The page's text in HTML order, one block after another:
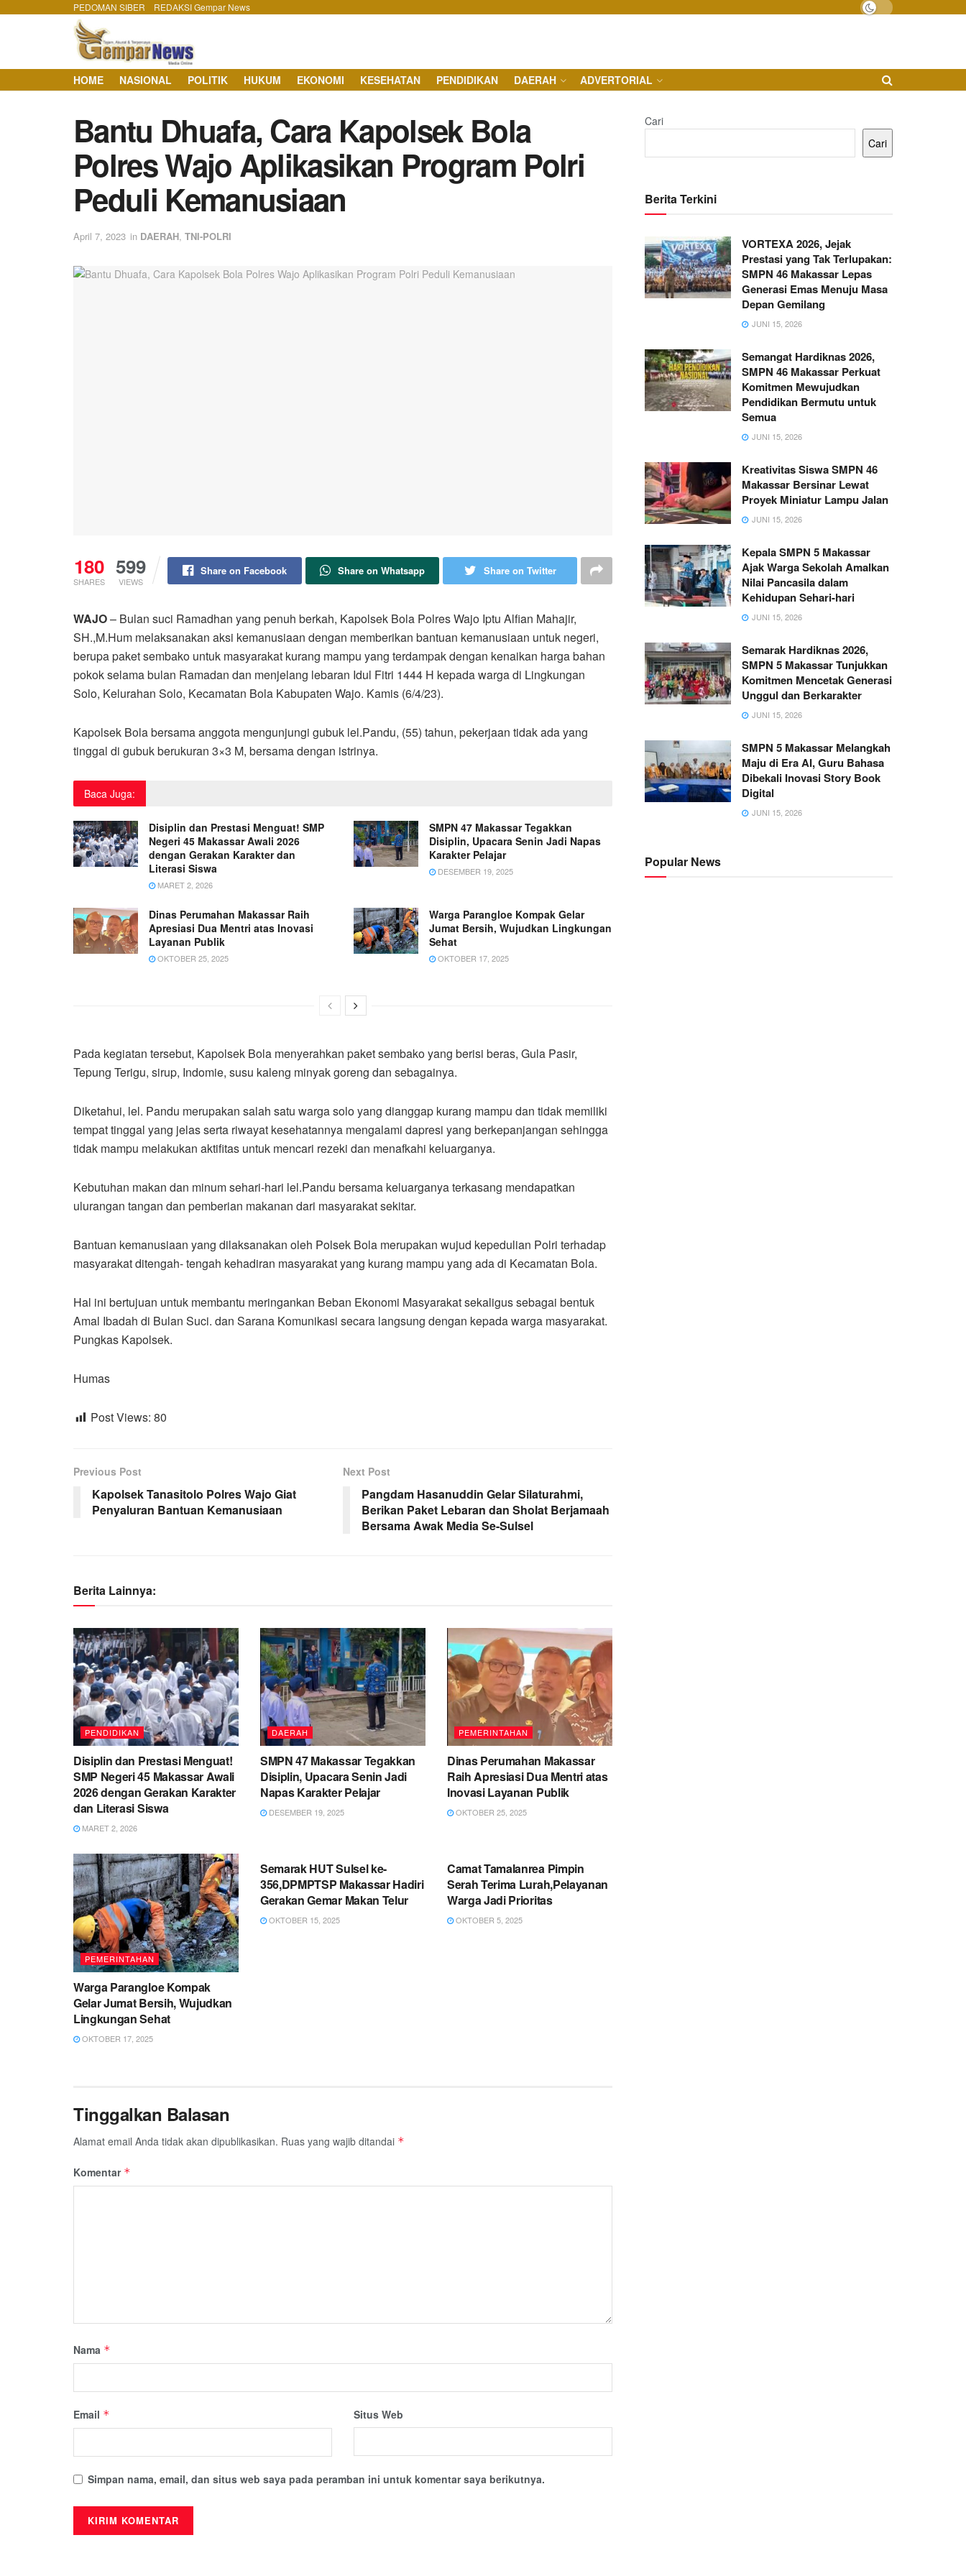
PEDOMAN SIBER REDAKSI Gempar News
HOME NASIONAL POLITIK HUKUM EKONOMI KESEHATAN PENDIDIKAN DAERAH ADVERTORIAL
Bantu Dhuafa, Cara Kapolsek Bola
Polres Wajo Aplikasikan Program Polri
Peduli Kemanusiaan
April 7, 2023 in DAERAH, TNI-POLRI
180
SHARES
599
VIEWS
Share on Facebook Share on Whatsapp Share on Twitter
WAJO– Bulan suci Ramadhan yang penuh berkah, Kapolsek Bola Polres Wajo Iptu Alfian Mahajir,
SH.,M.Hum melaksanakan aksi kemanusiaan dengan memberikan bantuan kemanusiaan untuk negeri,
berupa paket sembako untuk masyarakat kurang mampu yang terdampak dengan kenaikan harga bahan
pokok selama bulan Ramadan dan menjelang lebaran Idul Fitri 1444 H kepada warga di Lingkungan
Solo, Kelurahan Solo, Kecamatan Bola Kabupaten Wajo. Kamis (6/4/23).
Kapolsek Bola bersama anggota mengunjungi gubuk lel.Pandu, (55) tahun, pekerjaan tidak ada yang
tinggal di gubuk berukuran 3×3 M, bersama dengan istrinya.
Baca Juga:
Disiplin dan Prestasi Menguat! SMP
Negeri 45 Makassar Awali 2026
dengan Gerakan Karakter dan
Literasi Siswa
MARET 2, 2026
SMPN 47 Makassar Tegakkan
Disiplin, Upacara Senin Jadi Napas
Karakter Pelajar
DESEMBER 19, 2025
Dinas Perumahan Makassar Raih
Apresiasi Dua Mentri atas Inovasi
Layanan Publik
OKTOBER 25, 2025
Warga Parangloe Kompak Gelar
Jumat Bersih, Wujudkan Lingkungan
Sehat
OKTOBER 17, 2025
Pada kegiatan tersebut, Kapolsek Bola menyerahkan paket sembako yang berisi beras, Gula Pasir,
Tepung Terigu, sirup, Indomie, susu kaleng minyak goreng dan sebagainya.
Diketahui, lel. Pandu merupakan salah satu warga solo yang dianggap kurang mampu dan tidak memiliki
tempat tinggal yang jelas serta riwayat kesehatannya mengalami dapresi yang berkepanjangan sehingga
tidak mampu melakukan aktifitas untuk mencari rezeki dan menafkahi keluarganya.
Kebutuhan makan dan minum sehari-hari lel.Pandu bersama keluarganya terkasang mendapatkan
ulurangan tangan dan pemberian makanan dari masyarakat sekitar.
Bantuan kemanusiaan yang dilaksanakan oleh Polsek Bola merupakan wujud kepedulian Polri terhadap
masyarakat ditengah- tengah kehadiran masyarakat yang kurang mampu yang ada di Kecamatan Bola.
Hal ini bertujuan untuk membantu meringankan Beban Ekonomi Masyarakat sekaligus sebagai bentuk
Amal Ibadah di Bulan Suci. dan Sarana Komunikasi secara langsung dengan kepada warga masyarakat.
Pungkas Kapolsek.
Humas
Post Views: 80
Previous Post
Kapolsek Tanasitolo Polres Wajo Giat
Penyaluran Bantuan Kemanusiaan
Next Post
Pangdam Hasanuddin Gelar Silaturahmi,
Berikan Paket Lebaran dan Sholat Berjamaah
Bersama Awak Media Se-Sulsel
Berita Lainnya:
PENDIDIKAN
Disiplin dan Prestasi Menguat!
SMP Negeri 45 Makassar Awali
2026 dengan Gerakan Karakter
dan Literasi Siswa
MARET 2, 2026
DAERAH
SMPN 47 Makassar Tegakkan
Disiplin, Upacara Senin Jadi
Napas Karakter Pelajar
DESEMBER 19, 2025
PEMERINTAHAN
Dinas Perumahan Makassar
Raih Apresiasi Dua Mentri atas
Inovasi Layanan Publik
OKTOBER 25, 2025
PEMERINTAHAN
Warga Parangloe Kompak
Gelar Jumat Bersih, Wujudkan
Lingkungan Sehat
OKTOBER 17, 2025
Semarak HUT Sulsel ke-
356,DPMPTSP Makassar Hadiri
Gerakan Gemar Makan Telur
OKTOBER 15, 2025
Camat Tamalanrea Pimpin
Serah Terima Lurah,Pelayanan
Warga Jadi Prioritas
OKTOBER 5, 2025
Tinggalkan Balasan
Alamat email Anda tidak akan dipublikasikan. Ruas yang wajib ditandai *
Komentar *
Nama *
Email * Situs Web
Simpan nama, email, dan situs web saya pada peramban ini untuk komentar saya berikutnya.
Cari
Cari
Berita Terkini
VORTEXA 2026, Jejak
Prestasi yang Tak Terlupakan:
SMPN 46 Makassar Lepas
Generasi Emas Menuju Masa
Depan Gemilang
JUNI 15, 2026
Semangat Hardiknas 2026,
SMPN 46 Makassar Perkuat
Komitmen Mewujudkan
Pendidikan Bermutu untuk
Semua
JUNI 15, 2026
Kreativitas Siswa SMPN 46
Makassar Bersinar Lewat
Proyek Miniatur Lampu Jalan
JUNI 15, 2026
Kepala SMPN 5 Makassar
Ajak Warga Sekolah Amalkan
Nilai Pancasila dalam
Kehidupan Sehari-hari
JUNI 15, 2026
Semarak Hardiknas 2026,
SMPN 5 Makassar Tunjukkan
Komitmen Mencetak Generasi
Unggul dan Berkarakter
JUNI 15, 2026
SMPN 5 Makassar Melangkah
Maju di Era AI, Guru Bahasa
Dibekali Inovasi Story Book
Digital
JUNI 15, 2026
Popular News